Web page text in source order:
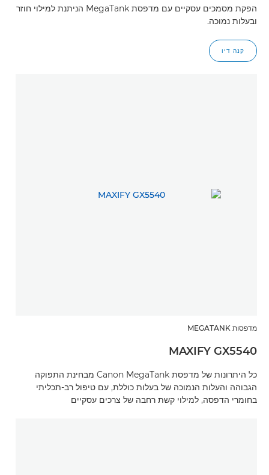
הפקת מסמכים עסקיים עם מדפסת MegaTank הניתנת למילוי חוזר
ובעלות נמוכה.
קנה דיו
מדפסות MEGATANK
MAXIFY GX5540
כל היתרונות של מדפסת Canon MegaTank מבחינת התפוקה
הגבוהה והעלות הנמוכה של בעלות כוללת, עם טיפול רב-תכליתי
בחומרי הדפסה, למילוי קשת רחבה של צרכים עסקיים